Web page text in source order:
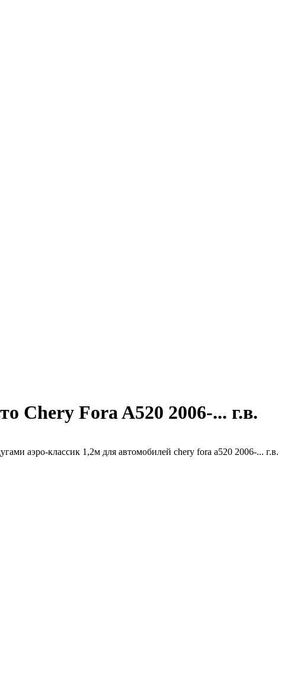
Chery Fora A520 2006-... г.в.